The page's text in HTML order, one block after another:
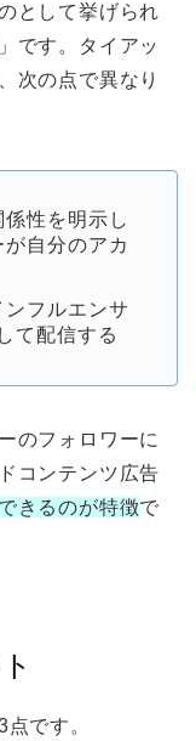
として挙げられ
です。タイアッ
次の点で異なり
係性を明示し
自分のアカ
ンフルエンサ
て配信する
のフォロワーに
コンテンツ広告
きるのが特徴で
です。